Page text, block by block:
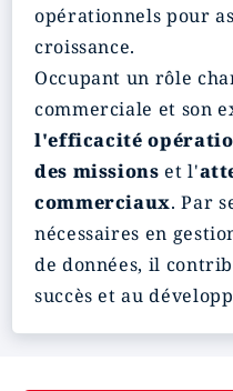
opérationnels pour
croissance.
Occupant un rôle
commerciale et son
l'efficacité
des missions et l'
commerciaux. Par
nécessaires en
de données, il
succès et au